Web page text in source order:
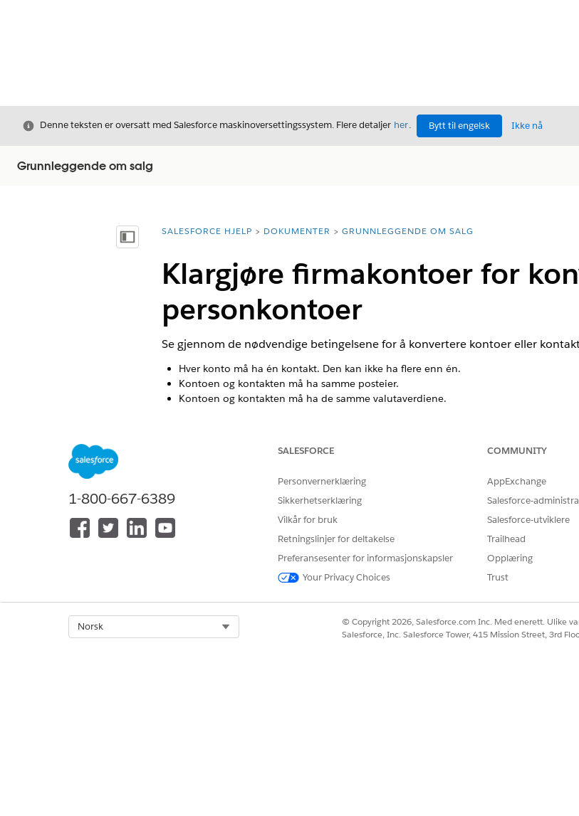
Avslutt
Denne teksten er oversatt med Salesforce maskinoversettingssystem. Flere detaljer her. Bytt til engelsk Ikke nå
Grunnleggende om salg
Vis innholdsfortegnelse
Du er her:
SALESFORCE HJELP DOKUMENTER GRUNNLEGGENDE OM SALG
Klargjøre firmakontoer for
personkontoer
Se gjennom de nødvendige betingelsene for å konvertere kontoer eller
Hver konto må ha én kontakt. Den kan ikke ha flere enn én.
Kontoen og kontakten må ha samme posteier.
Kontoen og kontakten må ha de samme valutaverdiene.
Kontakten angis ikke som Rapporterer til i noen andre kontakter.
HJALP DENNE ARTIKKELEN MED Å LØSE PROBLEMET DITT?
1-800-667-6389
SALESFORCE
Personvernerklæring
Sikkerhetserklæring
Vilkår for bruk
Retningslinjer for deltakelse
Preferansesenter for informasjonskapsler
Your Privacy Choices
COMMUNITY
AppExchange
Salesforce-
Salesforce-utviklere
Trailhead
Opplæring
Trust
Norsk
© Copyright 2026, Salesforce.com Inc. Med enerett. Ulike
Salesforce, Inc. Salesforce Tower, 415 Mission Street, 3rd